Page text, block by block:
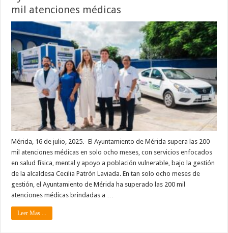
mil atenciones médicas
Mérida, 16 de julio, 2025.- El Ayuntamiento de Mérida supera las 200
mil atenciones médicas en solo ocho meses, con servicios enfocados
en salud física, mental y apoyo a población vulnerable, bajo la gestión
de la alcaldesa Cecilia Patrón Laviada. En tan solo ocho meses de
gestión, el Ayuntamiento de Mérida ha superado las 200 mil
atenciones médicas brindadas a …
Leer Mas ...